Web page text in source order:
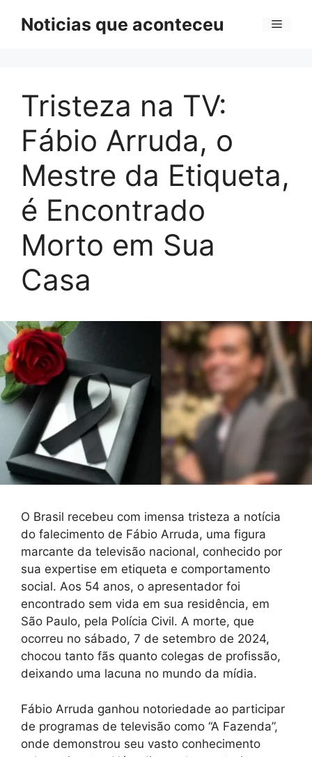
Noticias que aconteceu Menu
Tristeza na TV:
Fábio Arruda, o
Mestre da Etiqueta,
é Encontrado
Morto em Sua
Casa
O Brasil recebeu com imensa tristeza a notícia
do falecimento de Fábio Arruda, uma figura
marcante da televisão nacional, conhecido por
sua expertise em etiqueta e comportamento
social. Aos 54 anos, o apresentador foi
encontrado sem vida em sua residência, em
São Paulo, pela Polícia Civil. A morte, que
ocorreu no sábado, 7 de setembro de 2024,
chocou tanto fãs quanto colegas de profissão,
deixando uma lacuna no mundo da mídia.
Fábio Arruda ganhou notoriedade ao participar
de programas de televisão como “A Fazenda”,
onde demonstrou seu vasto conhecimento